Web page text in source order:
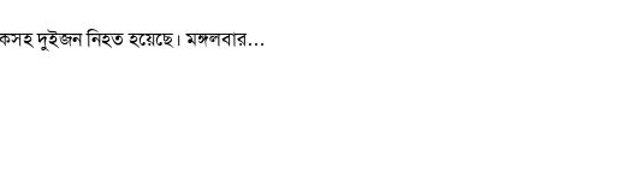
দুইজন নিহত হয়েছে। মঙ্গলবার…